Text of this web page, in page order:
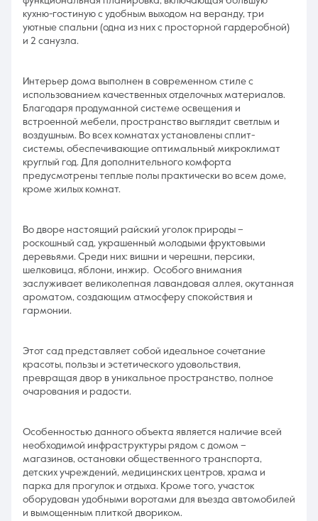
кухню-гостиную с удобным выходом на веранду, три
уютные спальни (одна из них с просторной гардеробной)
и 2 санузла.
Интерьер дома выполнен в современном стиле с
использованием качественных отделочных материалов.
Благодаря продуманной системе освещения и
встроенной мебели, пространство выглядит светлым и
воздушным. Во всех комнатах установлены сплит-
системы, обеспечивающие оптимальный микроклимат
круглый год. Для дополнительного комфорта
предусмотрены теплые полы практически во всем доме,
кроме жилых комнат.
Во дворе настоящий райский уголок природы –
роскошный сад, украшенный молодыми фруктовыми
деревьями. Среди них: вишни и черешни, персики,
шелковица, яблони, инжир. Особого внимания
заслуживает великолепная лавандовая аллея, окутанная
ароматом, создающим атмосферу спокойствия и
гармонии.
Этот сад представляет собой идеальное сочетание
красоты, пользы и эстетического удовольствия,
превращая двор в уникальное пространство, полное
очарования и радости.
Особенностью данного объекта является наличие всей
необходимой инфраструктуры рядом с домом –
магазинов, остановки общественного транспорта,
детских учреждений, медицинских центров, храма и
парка для прогулок и отдыха. Кроме того, участок
оборудован удобными воротами для въезда автомобилей
и вымощенным плиткой двориком.